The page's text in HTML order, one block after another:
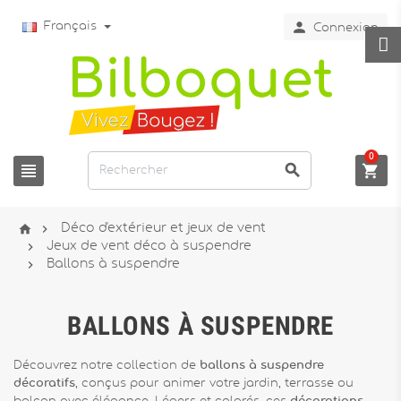
Français  Connexion
  
0
  Déco d'extérieur et jeux de vent
 Jeux de vent déco à suspendre
 Ballons à suspendre
BALLONS À SUSPENDRE
Découvrez notre collection de ballons à suspendre
décoratifs, conçus pour animer votre jardin, terrasse ou